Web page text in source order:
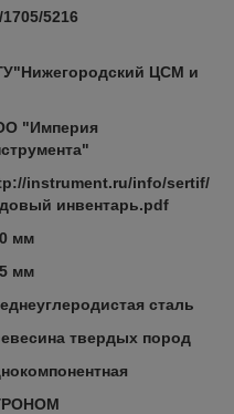
1705/5216
ЦСМ и
"Империя
instrument.ru/info/sertif/
инвентарь.pdf
мм
мм
сталь
твердых пород